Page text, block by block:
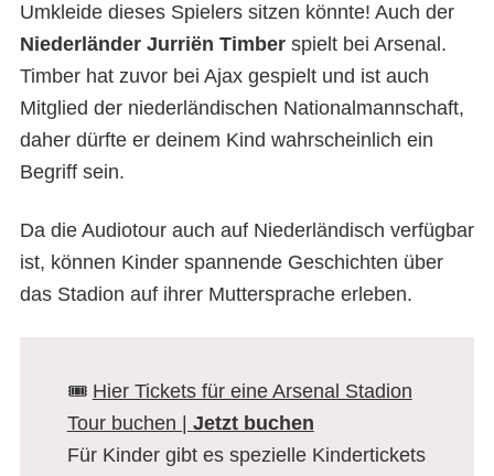
Umkleide dieses Spielers sitzen könnte! Auch der
Niederländer Jurriën Timber spielt bei Arsenal.
Timber hat zuvor bei Ajax gespielt und ist auch
Mitglied der niederländischen Nationalmannschaft,
daher dürfte er deinem Kind wahrscheinlich ein
Begriff sein.
Da die Audiotour auch auf Niederländisch verfügbar
ist, können Kinder spannende Geschichten über
das Stadion auf ihrer Muttersprache erleben.
🎟️ Hier Tickets für eine Arsenal Stadion
Tour buchen | Jetzt buchen
Für Kinder gibt es spezielle Kindertickets